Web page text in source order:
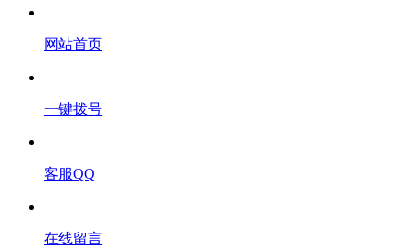
网站首页
一键拨号
客服QQ
在线留言